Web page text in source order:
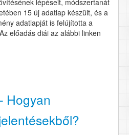
lépéseit, módszertanát
15 új adatlap készült, és a
adatlapját is felújította a
előadás diái az alábbi linken
Hogyan